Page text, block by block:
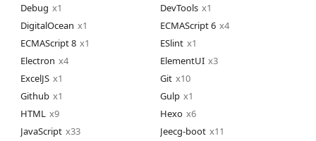
Debug
1 DevTools
1
DigitalOcean
1 ECMAScript 6
4
ECMAScript 8
1 ESlint
1
Electron
4 ElementUI
3
ExcelJS
1 Git
10
Github
1 Gulp
1
HTML
9 Hexo
6
JavaScript
33 Jeecg-boot
11